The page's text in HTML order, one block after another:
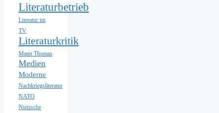
Literaturbetrieb
Literatur im
TV
Literaturkritik
Mann Thomas
Medien
Moderne
Nachkriegsliteratur
NATO
Nietzsche